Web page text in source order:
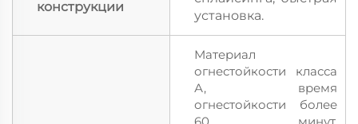
конструкции
установка.
Материал
огнестойкости класса
А, время
огнестойкости более